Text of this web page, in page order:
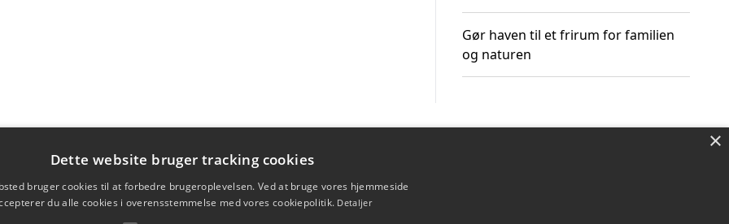
Gør haven til et frirum for familien
og naturen
×
Dette website bruger tracking cookies
bruger cookies til at forbedre brugeroplevelsen. Ved at bruge vores hjemmeside
du alle cookies i overensstemmelse med vores cookiepolitik. Detaljer